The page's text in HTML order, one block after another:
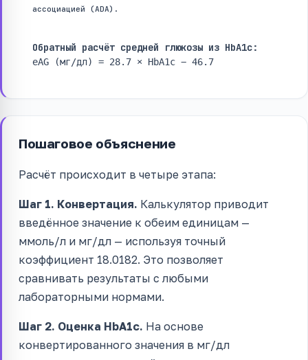
ассоциацией (ADA).
Обратный расчёт средней глюкозы из HbA1c:
eAG (мг/дл) = 28.7 × HbA1c − 46.7
Пошаговое объяснение
Расчёт происходит в четыре этапа:
Шаг 1. Конвертация. Калькулятор приводит
введённое значение к обеим единицам —
ммоль/л и мг/дл — используя точный
коэффициент 18.0182. Это позволяет
сравнивать результаты с любыми
лабораторными нормами.
Шаг 2. Оценка HbA1c. На основе
конвертированного значения в мг/дл